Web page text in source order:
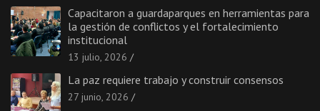
Capacitaron a guardaparques en herramientas para
la gestión de conflictos y el fortalecimiento
institucional
13 julio, 2026
La paz requiere trabajo y construir consensos
27 junio, 2026